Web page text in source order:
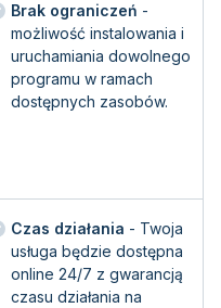
Brak ograniczeń -
możliwość instalowania i
uruchamiania dowolnego
programu w ramach
dostępnych zasobów.
Czas działania - Twoja
usługa będzie dostępna
online 24/7 z gwarancją
czasu działania na